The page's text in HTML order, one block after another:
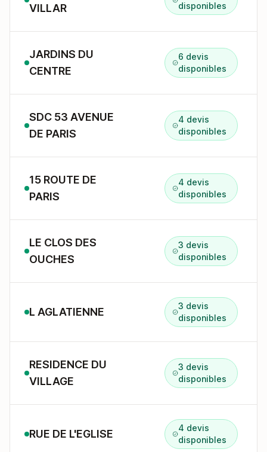
VILLAR
disponibles
JARDINS DU
CENTRE
6 devis
disponibles
SDC 53 AVENUE
DE PARIS
4 devis
disponibles
15 ROUTE DE
PARIS
4 devis
disponibles
LE CLOS DES
OUCHES
3 devis
disponibles
L AGLATIENNE
3 devis
disponibles
RESIDENCE DU
VILLAGE
3 devis
disponibles
RUE DE L'EGLISE
4 devis
disponibles